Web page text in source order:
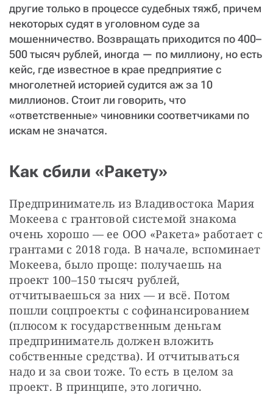
другие только в процессе судебных тяжб, причем
некоторых судят в уголовном суде за
мошенничество. Возвращать приходится по 400–
500 тысяч рублей, иногда — по миллиону, но есть
кейс, где известное в крае предприятие с
многолетней историей судится аж за 10
миллионов. Стоит ли говорить, что
«ответственные» чиновники соответчиками по
искам не значатся.
Как сбили «Ракету»
Предприниматель из Владивостока Мария
Мокеева с грантовой системой знакома
очень хорошо — ее ООО «Ракета» работает с
грантами с 2018 года. В начале, вспоминает
Мокеева, было проще: получаешь на
проект 100–150 тысяч рублей,
отчитываешься за них — и всё. Потом
пошли соцпроекты с софинансированием
(плюсом к государственным деньгам
предприниматель должен вложить
собственные средства). И отчитываться
надо и за свои тоже. То есть в целом за
проект. В принципе, это логично.